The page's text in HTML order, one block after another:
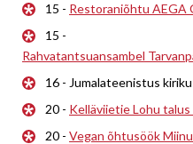
15 - Restoraniõhtu AEGA
15 -
Rahvatantsuansambel
16 - Jumalateenistus
20 - Kelläviietie Lohu talus
20 - Vegan õhtusöök